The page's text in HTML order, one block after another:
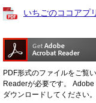
いちごのココアプ
PDF形式のファイルをご覧
Readerが必要です。
Adobe
ダウンロードしてください。